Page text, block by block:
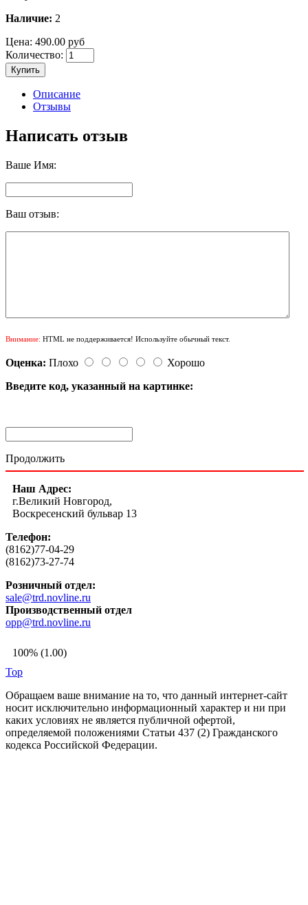
Наличие: 2
Цена: 490.00 руб
Количество:
Купить
Описание
Отзывы
Написать отзыв
Ваше Имя:
Ваш отзыв:
Внимание: HTML не поддерживается! Используйте обычный текст.
Оценка: Плохо
Хорошо
Введите код, указанный на картинке:
Продолжить
Наш Адрес:
г.Великий Новгород,
Воскресенский бульвар 13
Телефон:
(8162)77-04-29
(8162)73-27-74
Розничный отдел:
sale@trd.novline.ru
Производственный отдел
opp@trd.novline.ru
100% (1.00)
Top
Обращаем ваше внимание на то, что данный интернет-сайт
носит исключительно информационный характер и ни при
каких условиях не является публичной офертой,
определяемой положениями Статьи 437 (2) Гражданского
кодекса Российской Федерации.